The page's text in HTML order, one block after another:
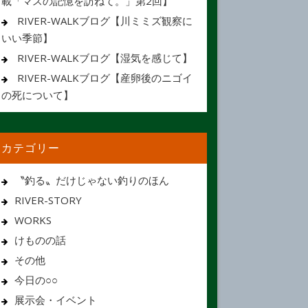
RIVER-WALKブログ【川ミミズ観察に
いい季節】
RIVER-WALKブログ【湿気を感じて】
RIVER-WALKブログ【産卵後のニゴイ
の死について】
カテゴリー
〝釣る〟だけじゃない釣りのほん
RIVER-STORY
WORKS
けものの話
その他
今日の○○
展示会・イベント